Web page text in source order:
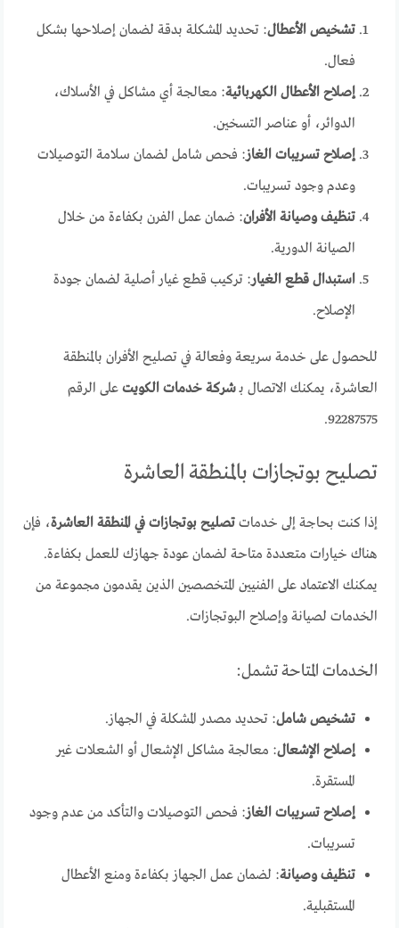
تشخيص الأعطال: تحديد المشكلة بدقة لضمان إصلاحها بشكل
فعال.
إصلاح الأعطال الكهربائية: معالجة أي مشاكل في الأسلاك،
الدوائر، أو عناصر التسخين.
إصلاح تسريبات الغاز: فحص شامل لضمان سلامة التوصيلات
وعدم وجود تسريبات.
تنظيف وصيانة الأفران: ضمان عمل الفرن بكفاءة من خلال
الصيانة الدورية.
استبدال قطع الغيار: تركيب قطع غيار أصلية لضمان جودة
الإصلاح.
للحصول على خدمة سريعة وفعالة في تصليح الأفران بالمنطقة
العاشرة، يمكنك الاتصال بـشركة خدمات الكويت على الرقم
92287575.
تصليح بوتجازات بالمنطقة العاشرة
إذا كنت بحاجة إلى خدماتتصليح بوتجازات في المنطقة العاشرة، فإن
هناك خيارات متعددة متاحة لضمان عودة جهازك للعمل بكفاءة.
يمكنك الاعتماد على الفنيين المتخصصين الذين يقدمون مجموعة من
الخدمات لصيانة وإصلاح البوتجازات.
الخدمات المتاحة تشمل:
تشخيص شامل: تحديد مصدر المشكلة في الجهاز.
إصلاح الإشعال: معالجة مشاكل الإشعال أو الشعلات غير
المستقرة.
إصلاح تسريبات الغاز: فحص التوصيلات والتأكد من عدم وجود
تسريبات.
تنظيف وصيانة: لضمان عمل الجهاز بكفاءة ومنع الأعطال
المستقبلية.